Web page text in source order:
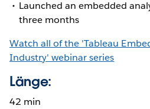
Launched an embedded
three months
Watch all of the 'Tableau
Industry' webinar series
Länge:
42 min